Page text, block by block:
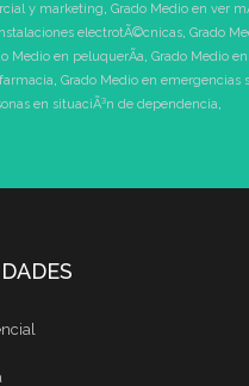
y marketing, Grado Medio en ver
electrotÃ©cnicas, Grado
Medio en peluquerÃ­a, Grado Medio
, Grado Medio en emergencias
en situaciÃ³n de dependencia,